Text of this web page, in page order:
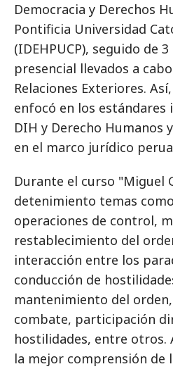
Democracia y Derechos
Pontificia Universidad
(IDEHPUCP), seguido de
presencial llevados a
Relaciones Exteriores.
enfocó en los estándares
DIH y Derecho Humanos
en el marco jurídico
Durante el curso "Miguel
detenimiento temas
operaciones de control,
restablecimiento del
interacción entre los
conducción de
mantenimiento del
combate, participación
hostilidades, entre otros.
la mejor comprensión de